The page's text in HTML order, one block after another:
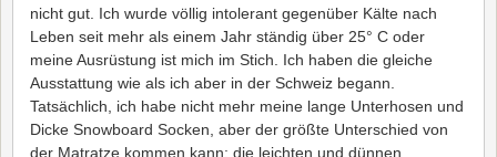
nicht gut. Ich wurde völlig intolerant gegenüber Kälte nach
Leben seit mehr als einem Jahr ständig über 25° C oder
meine Ausrüstung ist mich im Stich. Ich haben die gleiche
Ausstattung wie als ich aber in der Schweiz begann.
Tatsächlich, ich habe nicht mehr meine lange Unterhosen und
Dicke Snowboard Socken, aber der größte Unterschied von
der Matratze kommen kann: die leichten und dünnen